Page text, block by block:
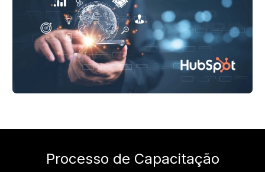
Processo de Capacitação